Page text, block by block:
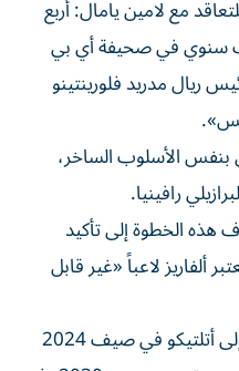
مع لامين يامال: أربع
سنوي في صحيفة أي بي
ريال مدريد فلورينتينو
بنفس الأسلوب الساخر،
رافينيا.
هذه الخطوة إلى تأكيد
ألفاريز لاعباً «غير قابل
وانضم الأرجنتيني البالغ 26 عاماً إلى أتلتيكو في صيف 2024